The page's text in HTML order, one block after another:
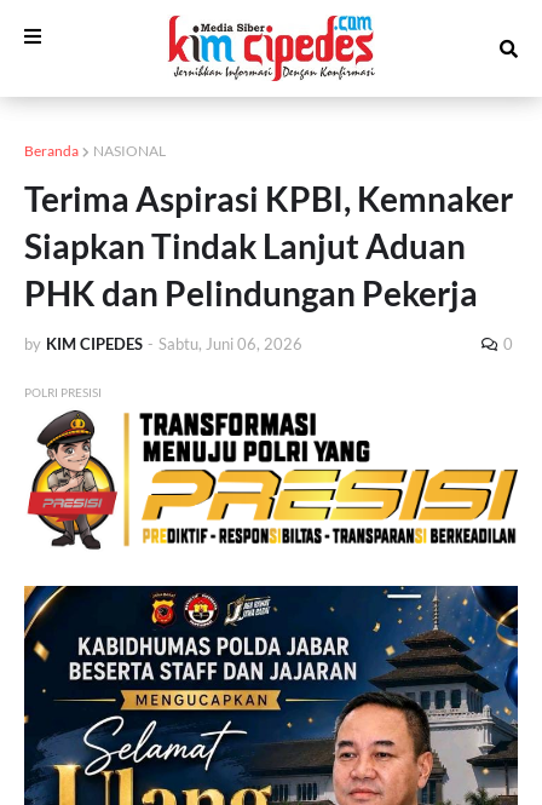
Beranda NASIONAL
Terima Aspirasi KPBI, Kemnaker
Siapkan Tindak Lanjut Aduan
PHK dan Pelindungan Pekerja
by KIM CIPEDES - Sabtu, Juni 06, 2026 0
POLRI PRESISI